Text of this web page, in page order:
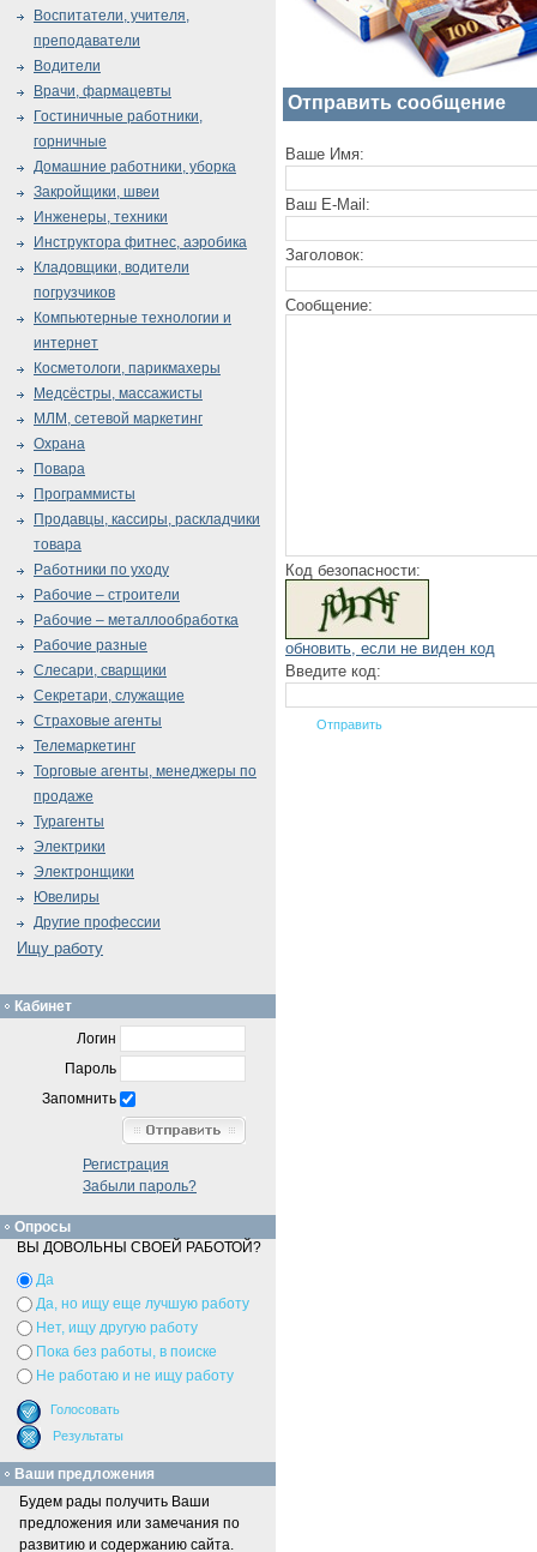
Отправить сообщение
Ваше Имя:
Ваш E-Mail:
Заголовок:
Сообщение:
Код безопасности:
обновить, если не виден код
Введите код:
Воспитатели, учителя,
преподаватели
Водители
Врачи, фармацевты
Гостиничные работники,
горничные
Домашние работники, уборка
Закройщики, швеи
Инженеры, техники
Инструктора фитнес, аэробика
Кладовщики, водители
погрузчиков
Компьютерные технологии и
интернет
Косметологи, парикмахеры
Медсёстры, массажисты
МЛМ, сетевой маркетинг
Охрана
Повара
Программисты
Продавцы, кассиры, раскладчики
товара
Работники по уходу
Рабочие – строители
Рабочие – металлообработка
Рабочие разные
Слесари, сварщики
Секретари, служащие
Страховые агенты
Телемаркетинг
Торговые агенты, менеджеры по
продаже
Турагенты
Электрики
Электронщики
Ювелиры
Другие профессии
Ищу работу
Кабинет
Логин
Пароль
Запомнить
Регистрация
Забыли пароль?
Опросы
ВЫ ДОВОЛЬНЫ СВОЕЙ РАБОТОЙ?
Да
Да, но ищу еще лучшую работу
Нет, ищу другую работу
Пока без работы, в поиске
Не работаю и не ищу работу
Ваши предложения
Будем рады получить Ваши
предложения или замечания по
развитию и содержанию сайта.